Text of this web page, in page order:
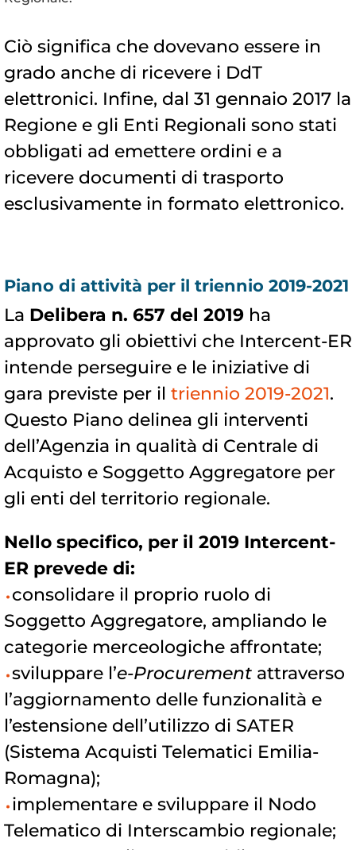
Ciò significa che dovevano essere in
grado anche di ricevere i DdT
elettronici. Infine, dal 31 gennaio 2017 la
Regione e gli Enti Regionali sono stati
obbligati ad emettere ordini e a
ricevere documenti di trasporto
esclusivamente in formato elettronico.
Piano di attività per il triennio 2019-2021
La Delibera n. 657 del 2019 ha
approvato gli obiettivi che Intercent-ER
intende perseguire e le iniziative di
gara previste per il triennio 2019-2021.
Questo Piano delinea gli interventi
dell’Agenzia in qualità di Centrale di
Acquisto e Soggetto Aggregatore per
gli enti del territorio regionale.
Nello specifico, per il 2019 Intercent-
ER prevede di:
consolidare il proprio ruolo di
Soggetto Aggregatore, ampliando le
categorie merceologiche affrontate;
sviluppare l’e-Procurement attraverso
l’aggiornamento delle funzionalità e
l’estensione dell’utilizzo di SATER
(Sistema Acquisti Telematici Emilia-
Romagna);
implementare e sviluppare il Nodo
Telematico di Interscambio regionale;